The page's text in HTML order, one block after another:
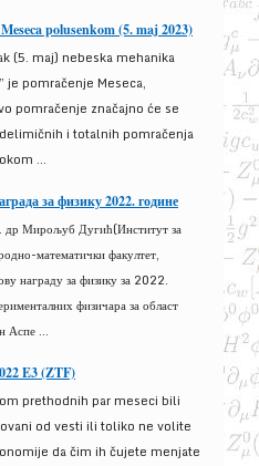
polusenkom (5. maj 2023)
(5. maj) nebeska mehanika
je pomračenje Meseca,
pomračenje značajno će se
i totalnih pomračenja
...
за физику 2022. године
др Мирољуб Дугић(Институт за
математички факултет,
награду за физику за 2022.
физичара за област
Аспе ...
E3 (ZTF)
prethodnih par meseci bili
od vesti ili toliko ne volite
da čim ih čujete menjate